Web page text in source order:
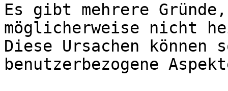
Es gibt mehrere
möglicherweise nicht
Diese Ursachen können
benutzerbezogene